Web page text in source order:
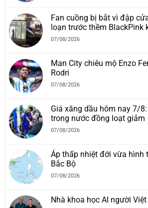
Fan cuồng bị bắt vì đập
loạn trước thềm BlackPink
07/08/2026
Man City chiêu mộ Enzo
Rodri
07/08/2026
Giá xăng dầu hôm nay 7/
trong nước đồng loạt giảm
07/08/2026
Áp thấp nhiệt đới vừa hình
Bắc Bộ
07/08/2026
Nhà khoa học AI người